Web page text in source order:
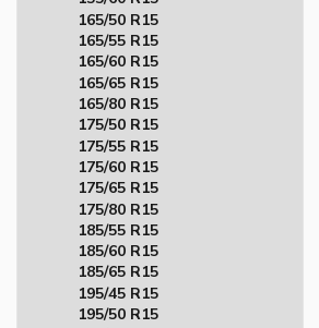
165/50 R15
165/55 R15
165/60 R15
165/65 R15
165/80 R15
175/50 R15
175/55 R15
175/60 R15
175/65 R15
175/80 R15
185/55 R15
185/60 R15
185/65 R15
195/45 R15
195/50 R15